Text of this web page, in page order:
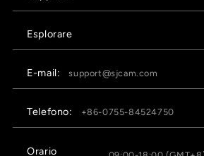
Esplorare
E-mail: support@sjcam.com
Telefono: +86-0755-84524750
Orario